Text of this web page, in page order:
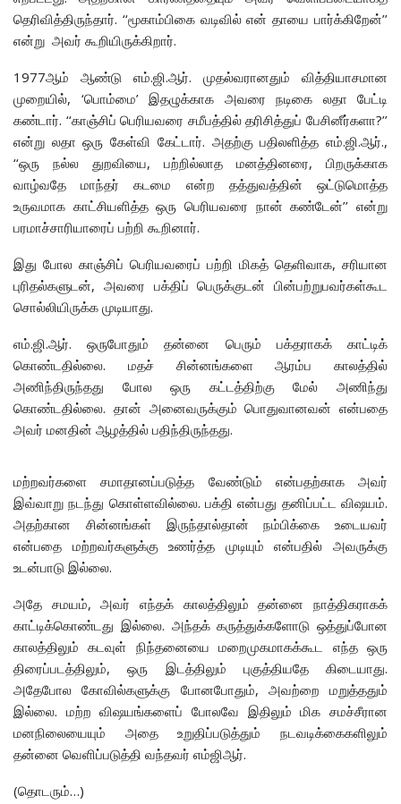
தெரிவித்திருந்தார். ‘‘மூகாம்பிகை வடிவில் என் தாயை பார்க்கிறேன்’’
என்று அவர் கூறியிருக்கிறார்.
1977ஆம் ஆண்டு எம்.ஜி.ஆர். முதல்வரானதும் வித்தியாசமான
முறையில், ‘பொம்மை’ இதழுக்காக அவரை நடிகை லதா பேட்டி
கண்டார். ‘‘காஞ்சிப் பெரியவரை சமீபத்தில் தரிசித்துப் பேசினீர்களா?’’
என்று லதா ஒரு கேள்வி கேட்டார். அதற்கு பதிலளித்த எம்.ஜி.ஆர்.,
‘‘ஒரு நல்ல துறவியை, பற்றில்லாத மனத்தினரை, பிறருக்காக
வாழ்வதே மாந்தர் கடமை என்ற தத்துவத்தின் ஒட்டுமொத்த
உருவமாக காட்சியளித்த ஒரு பெரியவரை நான் கண்டேன்’’ என்று
பரமாச்சாரியாரைப் பற்றி கூறினார்.
இது போல காஞ்சிப் பெரியவரைப் பற்றி மிகத் தெளிவாக, சரியான
புரிதல்களுடன், அவரை பக்திப் பெருக்குடன் பின்பற்றுபவர்கள்கூட
சொல்லியிருக்க முடியாது.
எம்.ஜி.ஆர். ஒருபோதும் தன்னை பெரும் பக்தராகக் காட்டிக்
கொண்டதில்லை. மதச் சின்னங்களை ஆரம்ப காலத்தில்
அணிந்திருந்தது போல ஒரு கட்டத்திற்கு மேல் அணிந்து
கொண்டதில்லை. தான் அனைவருக்கும் பொதுவானவன் என்பதை
அவர் மனதின் ஆழத்தில் பதிந்திருந்தது.
மற்றவர்களை சமாதானப்படுத்த வேண்டும் என்பதற்காக அவர்
இவ்வாறு நடந்து கொள்ளவில்லை. பக்தி என்பது தனிப்பட்ட விஷயம்.
அதற்கான சின்னங்கள் இருந்தால்தான் நம்பிக்கை உடையவர்
என்பதை மற்றவர்களுக்கு உணர்த்த முடியும் என்பதில் அவருக்கு
உடன்பாடு இல்லை.
அதே சமயம், அவர் எந்தக் காலத்திலும் தன்னை நாத்திகராகக்
காட்டிக்கொண்டது இல்லை. அந்தக் கருத்துக்களோடு ஒத்துப்போன
காலத்திலும் கடவுள் நிந்தனையை மறைமுகமாகக்கூட எந்த ஒரு
திரைப்படத்திலும், ஒரு இடத்திலும் புகுத்தியதே கிடையாது.
அதேபோல கோவில்களுக்கு போனபோதும், அவற்றை மறுத்ததும்
இல்லை. மற்ற விஷயங்களைப் போலவே இதிலும் மிக சமச்சீரான
மனநிலையையும் அதை உறுதிப்படுத்தும் நடவடிக்கைகளிலும்
தன்னை வெளிப்படுத்தி வந்தவர் எம்ஜிஆர்.
(தொடரும்…)